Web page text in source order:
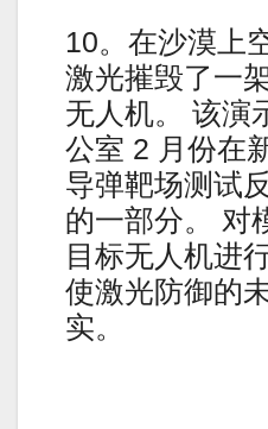
10。在沙漠上
激光摧毁了一
无人机。 该演
公室 2 月份在
导弹靶场测试
的一部分。 对
目标无人机进
使激光防御的
实。